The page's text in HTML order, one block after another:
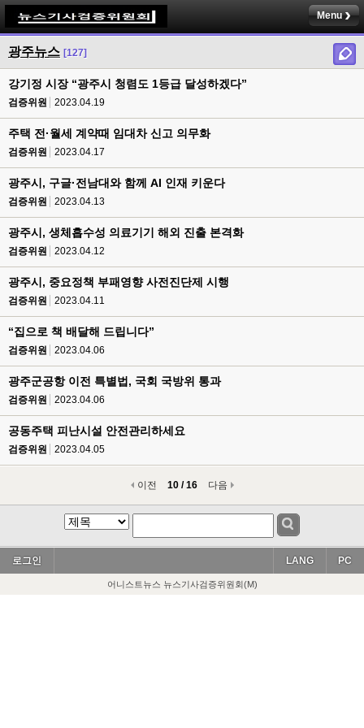
Menu
광주뉴스 [127]
강기정 시장 “광주시 청렴도 1등급 달성하겠다”
검증위원 2023.04.19
주택 전·월세 계약때 임대차 신고 의무화
검증위원 2023.04.17
광주시, 구글·전남대와 함께 AI 인재 키운다
검증위원 2023.04.13
광주시, 생체흡수성 의료기기 해외 진출 본격화
검증위원 2023.04.12
광주시, 중요정책 부패영향 사전진단제 시행
검증위원 2023.04.11
“집으로 책 배달해 드립니다”
검증위원 2023.04.06
광주군공항 이전 특별법, 국회 국방위 통과
검증위원 2023.04.06
공동주택 피난시설 안전관리하세요
검증위원 2023.04.05
이전 10 / 16 다음
로그인 PC
LANG
어니스트뉴스 뉴스기사검증위원회(M)